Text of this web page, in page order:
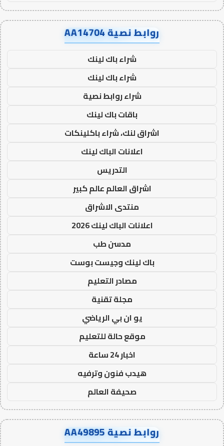
روابط نصية AA14704
شراء باك لينك
شراء باك لينك
شراء روابط نصية
باقات باك لينك
اشراق لنك، شراء باكلينكات
اعلانات الباك لينك
التدريس
اشراق العالم عالم كبير
منتدى الاشراق
اعلانات الباك لينك 2026
مدسن طب
باك لينك وجيست بوست
مصادر التعليم
مجلة تقنية
يو ان بي الرياضي
موقع حالة للتعليم
اخبار 24 ساعة
هيدب فنون وترفيه
صحيفة العالم
روابط نصية AA49895